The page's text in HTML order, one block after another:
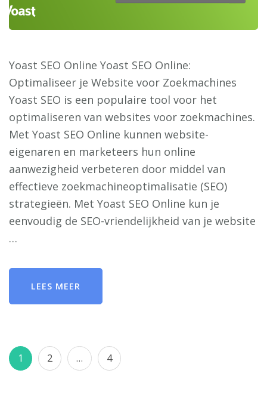
Yoast SEO Online Yoast SEO Online:
Optimaliseer je Website voor Zoekmachines
Yoast SEO is een populaire tool voor het
optimaliseren van websites voor zoekmachines.
Met Yoast SEO Online kunnen website-
eigenaren en marketeers hun online
aanwezigheid verbeteren door middel van
effectieve zoekmachineoptimalisatie (SEO)
strategieën. Met Yoast SEO Online kun je
eenvoudig de SEO-vriendelijkheid van je website
…
LEES MEER
Berichten
paginering
Pagina
1 Pagina
2 … Pagina
4